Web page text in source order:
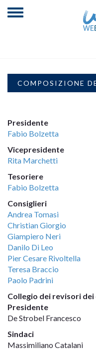
COMPOSIZIONE
Presidente
Fabio Bolzetta
Vicepresidente
Rita Marchetti
Tesoriere
Fabio Bolzetta
Consiglieri
Andrea Tomasi
Christian Giorgio
Giampiero Neri
Danilo Di Leo
Pier Cesare Rivoltella
Teresa Braccio
Paolo Padrini
Collegio dei revisori
Presidente
De Strobel Francesco
Sindaci
Massimiliano Catalani